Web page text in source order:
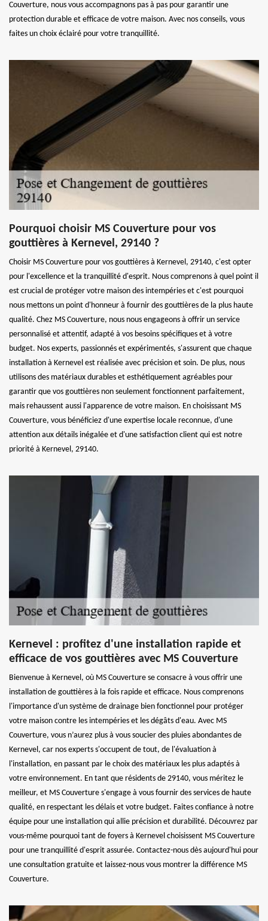
Couverture, nous vous accompagnons pas à pas pour garantir une
protection durable et efficace de votre maison. Avec nos conseils, vous
faites un choix éclairé pour votre tranquillité.
Pourquoi choisir MS Couverture pour vos
gouttières à Kernevel, 29140 ?
Choisir MS Couverture pour vos gouttières à Kernevel, 29140, c'est opter
pour l'excellence et la tranquillité d'esprit. Nous comprenons à quel point il
est crucial de protéger votre maison des intempéries et c'est pourquoi
nous mettons un point d'honneur à fournir des gouttières de la plus haute
qualité. Chez MS Couverture, nous nous engageons à offrir un service
personnalisé et attentif, adapté à vos besoins spécifiques et à votre
budget. Nos experts, passionnés et expérimentés, s'assurent que chaque
installation à Kernevel est réalisée avec précision et soin. De plus, nous
utilisons des matériaux durables et esthétiquement agréables pour
garantir que vos gouttières non seulement fonctionnent parfaitement,
mais rehaussent aussi l'apparence de votre maison. En choisissant MS
Couverture, vous bénéficiez d'une expertise locale reconnue, d'une
attention aux détails inégalée et d'une satisfaction client qui est notre
priorité à Kernevel, 29140.
Kernevel : profitez d'une installation rapide et
efficace de vos gouttières avec MS Couverture
Bienvenue à Kernevel, où MS Couverture se consacre à vous offrir une
installation de gouttières à la fois rapide et efficace. Nous comprenons
l'importance d'un système de drainage bien fonctionnel pour protéger
votre maison contre les intempéries et les dégâts d'eau. Avec MS
Couverture, vous n’aurez plus à vous soucier des pluies abondantes de
Kernevel, car nos experts s'occupent de tout, de l'évaluation à
l'installation, en passant par le choix des matériaux les plus adaptés à
votre environnement. En tant que résidents de 29140, vous méritez le
meilleur, et MS Couverture s'engage à vous fournir des services de haute
qualité, en respectant les délais et votre budget. Faites confiance à notre
équipe pour une installation qui allie précision et durabilité. Découvrez par
vous-même pourquoi tant de foyers à Kernevel choisissent MS Couverture
pour une tranquillité d'esprit assurée. Contactez-nous dès aujourd'hui pour
une consultation gratuite et laissez-nous vous montrer la différence MS
Couverture.